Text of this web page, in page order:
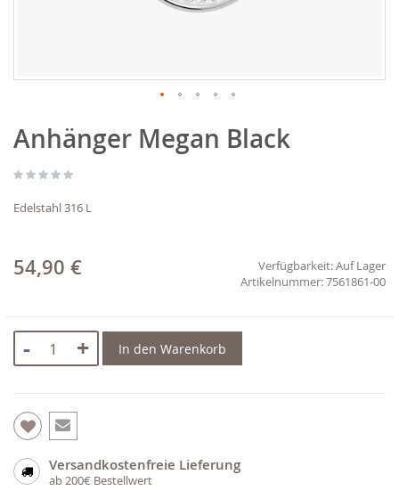
Anfang
der
springen
Anhänger Megan Black
Edelstahl 316 L
54,90 € Verfügbarkeit:Auf Lager
7561861-00
- + In den Warenkorb
Versandkostenfreie Lieferung
ab 200€ Bestellwert